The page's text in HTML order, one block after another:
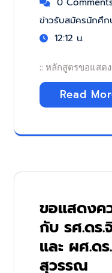
ข่าวรับสมัครนักศึก
12:12 น.
:: หลักสูตรขอแสด
Read
ขอแสดงค
กับ รศ.ดร.
และ ผศ.ด
สุวรรณ